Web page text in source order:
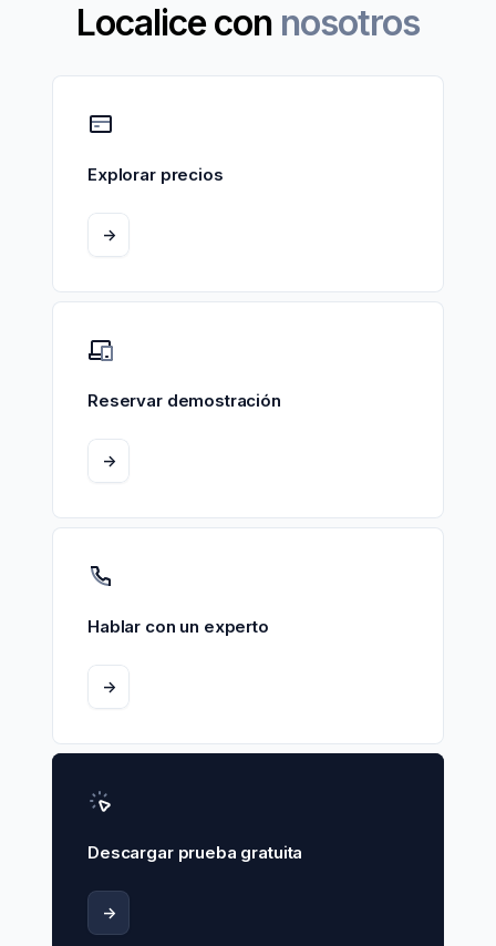
Localice con nosotros
Explorar precios
->
Reservar demostración
->
Hablar con un experto
->
Descargar prueba gratuita
->